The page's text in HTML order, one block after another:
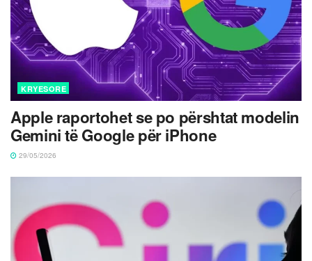
KRYESORE
Apple raportohet se po përshtat modelin
Gemini të Google për iPhone
29/05/2026